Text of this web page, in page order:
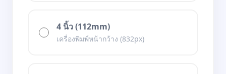
4 นิ้ว (112mm)
เครื่องพิมพ์หน้ากว้าง (832px)